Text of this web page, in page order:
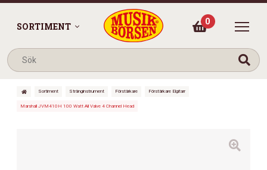
SORTIMENT 0
Sortiment Stränginstrument Förstärkare Förstärkare Elgitarr
Marshall JVM410H 100 Watt All Valve 4 Channel Head